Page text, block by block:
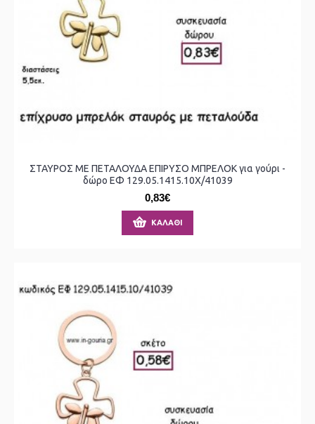
ΣΤΑΥΡΟΣ ΜΕ ΠΕΤΑΛΟΥΔΑ ΕΠΙΡΥΣΟ ΜΠΡΕΛΟΚ για γούρι -
δώρο ΕΦ 129.05.1415.10Χ/41039
0,83€
ΚΑΛΆΘΙ